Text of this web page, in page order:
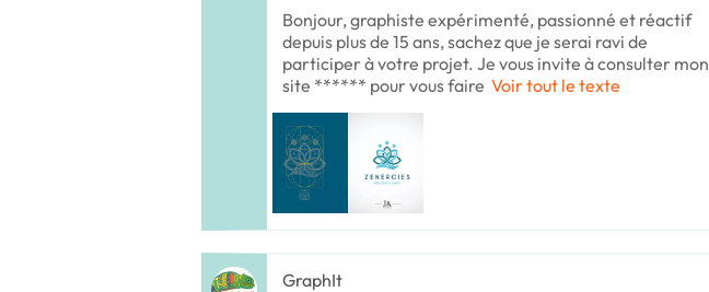
Bonjour, graphiste expérimenté, passionné et réactif
depuis plus de 15 ans, sachez que je serai ravi de
participer à votre projet. Je vous invite à consulter mon
site ****** pour vous faire Voir tout le texte
GraphIt